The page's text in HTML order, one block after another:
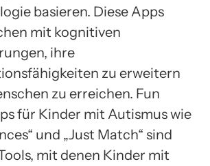
basieren. Diese Apps
mit kognitiven
ihre
zu erweitern
zu erreichen. Fun
für Kinder mit Autismus wie
und „Just Match“ sind
mit denen Kinder mit